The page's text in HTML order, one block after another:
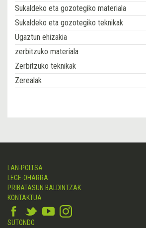
Sukaldeko eta gozotegiko materiala
Sukaldeko eta gozotegiko teknikak
Ugaztun ehizakia
zerbitzuko materiala
Zerbitzuko teknikak
Zerealak
LAN-POLTSA
LEGE-OHARRA
PRIBATASUN BALDINTZAK
KONTAKTUA
SUTONDO